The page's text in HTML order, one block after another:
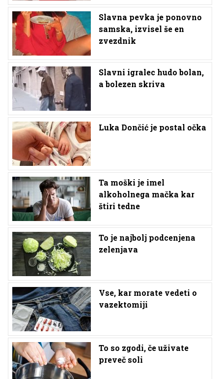
Slavna pevka je ponovno
samska, izvisel še en
zvezdnik
Slavni igralec hudo bolan,
a bolezen skriva
Luka Dončić je postal očka
Ta moški je imel
alkoholnega mačka kar
štiri tedne
To je najbolj podcenjena
zelenjava
Vse, kar morate vedeti o
vazektomiji
To so zgodi, če uživate
preveč soli